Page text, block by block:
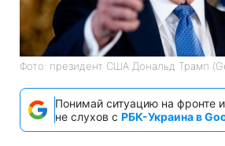
Фото: президент США Дональд Трамп
Понимай ситуацию на фронте
не слухов с РБК-Украина в